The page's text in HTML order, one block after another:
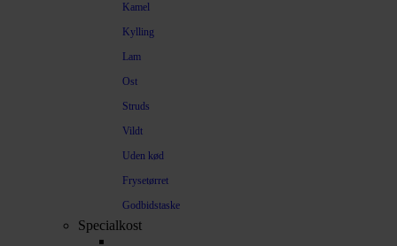
Kamel
Kylling
Lam
Ost
Struds
Vildt
Uden kød
Frysetørret
Godbidstaske
Specialkost